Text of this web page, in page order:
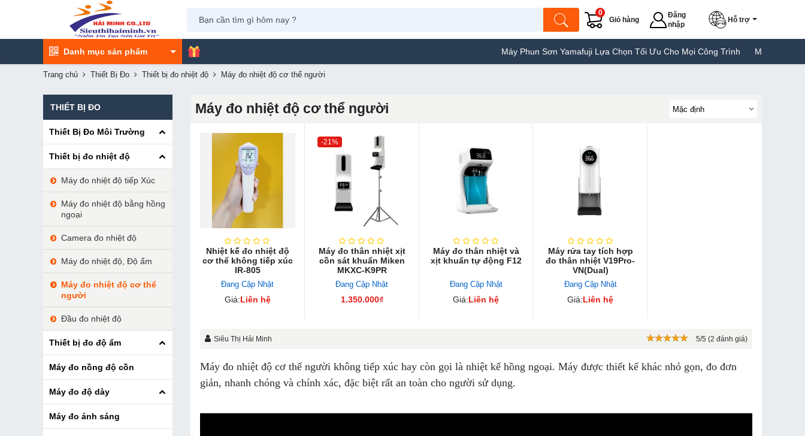
Giỏ hàng
0
Đăng
nhập
Hỗ trợ
Danh mục sản phẩm Máy Phun Sơn Yamafuji Lựa Chọn Tối Ưu Cho Mọi Công Trình Máy Hàn Túi
Trang chủ Thiết Bị Đo Thiết bị đo nhiệt độ Máy đo nhiệt độ cơ thể người
Máy đo nhiệt độ cơ thể người
Nhiệt kế đo nhiệt độ
cơ thể không tiếp xúc
IR-805
Đang Cập Nhật
Giá:Liên hệ
-21%
Máy đo thân nhiệt xịt
cồn sát khuẩn Miken
MKXC-K9PR
Đang Cập Nhật
1.350.000₫
Máy đo thân nhiệt và
xịt khuẩn tự động F12
Đang Cập Nhật
Giá:Liên hệ
Máy rửa tay tích hợp
đo thân nhiệt V19Pro-
VN(Dual)
Đang Cập Nhật
Giá:Liên hệ
Siêu Thị Hải Minh 5/5 (2 đánh giá)
Máy đo nhiệt độ cơ thể người không tiếp xúc hay còn gọi là nhiệt kế hồng ngoại. Máy được thiết kế khác nhỏ gọn, đo đơn
giản, nhanh chóng và chính xác, đặc biệt rất an toàn cho người sử dụng.
THIẾT BỊ ĐO
Thiết Bị Đo Môi Trường
Thiết bị đo nhiệt độ
Máy đo nhiệt độ tiếp Xúc
Máy đo nhiệt độ bằng hồng
ngoại
Camera đo nhiệt độ
Máy đo nhiệt độ, Độ ẩm
Máy đo nhiệt độ cơ thể
người
Đầu đo nhiệt độ
Thiết bị đo độ ẩm
Máy đo nồng độ cồn
Máy đo độ dày
Máy đo ánh sáng